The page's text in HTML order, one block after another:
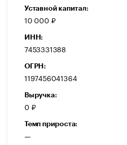
Уставной капитал:
10 000 ₽
ИНН:
7453331388
ОГРН:
1197456041364
Выручка:
0 ₽
Темп прироста:
—